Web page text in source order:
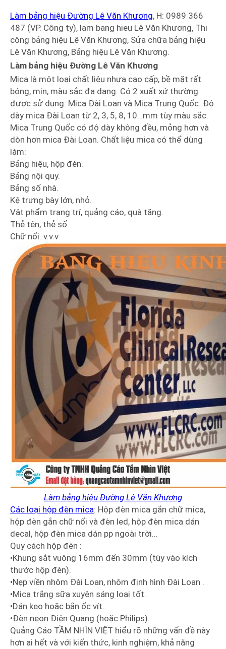
Làm bảng hiệu Đường Lê Văn Khương, H: 0989 366
487 (VP. Công ty), lam bang hieu Lê Văn Khương, Thi
công bảng hiệu Lê Văn Khương, Sửa chữa bảng hiệu
Lê Văn Khương, Bảng hiệu Lê Văn Khương.
Làm bảng hiệu Đường Lê Văn Khương
Mica là một loại chất liệu nhựa cao cấp, bề mặt rất
bóng, mịn, màu sắc đa dạng. Có 2 xuất xứ thường
được sử dụng: Mica Đài Loan và Mica Trung Quốc. Độ
dày mica Đài Loan từ 2, 3, 5, 8, 10…mm tùy màu sắc.
Mica Trung Quốc có độ dày không đều, mỏng hơn và
dòn hơn mica Đài Loan. Chất liệu mica có thể dùng
làm:
Bảng hiệu, hộp đèn.
Bảng nội quy.
Bảng số nhà.
Kệ trưng bày lớn, nhỏ.
Vật phẩm trang trí, quảng cáo, quà tặng.
Thẻ tên, thẻ số.
Chữ nổi..v.v.v
Làm bảng hiệu Đường Lê Văn Khương
Các loại hộp đèn mica: Hộp đèn mica gắn chữ mica,
hộp đèn gắn chữ nổi và đèn led, hộp đèn mica dán
decal, hộp đèn mica dán pp ngoài trời…
Quy cách hộp đèn :
•Khung sắt vuông 16mm đến 30mm (tùy vào kích
thước hộp đèn).
•Nẹp viền nhôm Đài Loan, nhôm định hình Đài Loan .
•Mica trắng sữa xuyên sáng loại tốt.
•Dán keo hoặc bắn ốc vít.
•Đèn neon Điện Quang (hoặc Philips).
Quảng Cáo TẦM NHÌN VIỆT hiểu rõ những vấn đề này
hơn ai hết và với kiến thức, kinh nghiệm, khả năng